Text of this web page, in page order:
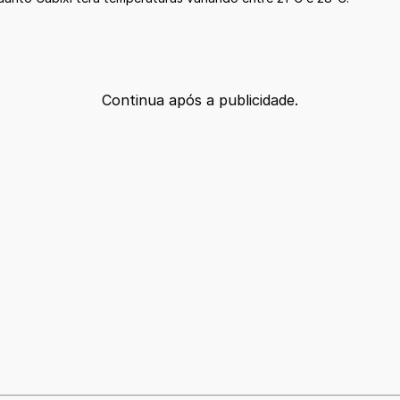
Continua após a publicidade.